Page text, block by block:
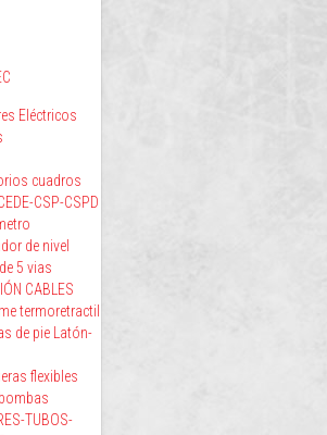
Eléctricos
cuadros
CSP-CSPD
de nivel
5 vias
CABLES
termoretractil
de pie Latón-
flexibles
TUBOS-